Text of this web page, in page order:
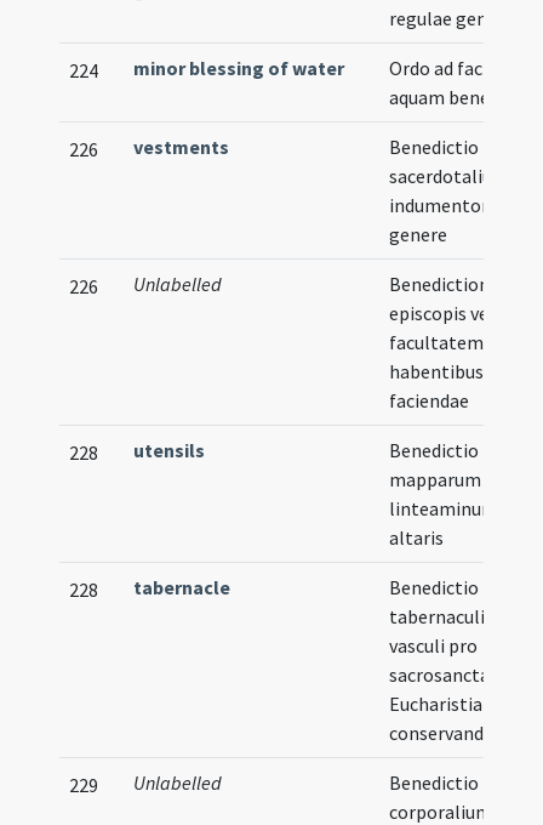
regulae generales
224 minor blessing of water
Ordo ad
aquam
226 vestments
Benedictio
sacerdotalium
indumentorum in
genere
226 Unlabelled
Benedictiones ab
episcopis vel aliis
facultatem
habentibus
faciendae
228 utensils
Benedictio
mapparum sive
linteaminum
altaris
228 tabernacle
Benedictio
tabernaculi seu
vasculi pro
sacrosancta
Eucharistia
conservanda
229 Unlabelled
Benedictio
corporalium